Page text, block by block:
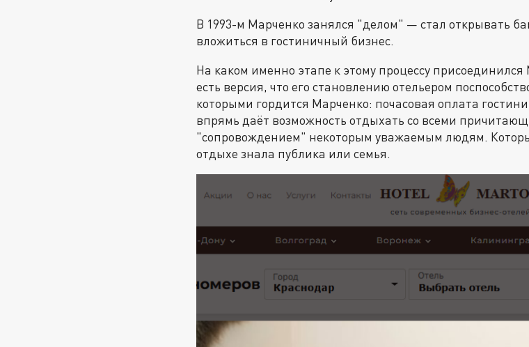
В 1993-м Марченко занялся "делом" — стал открывать
вложиться в гостиничный бизнес.
На каком именно этапе к этому процессу
есть версия, что его становлению отельером
которыми гордится Марченко: почасовая оплата
впрямь даёт возможность отдыхать со всеми
"сопровождением" некоторым уважаемым людям.
отдыхе знала публика или семья.